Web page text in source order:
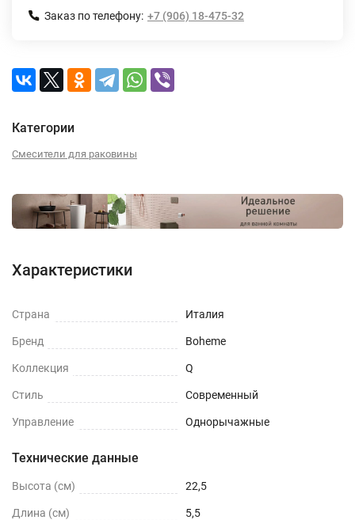
Заказ по телефону: +7 (906) 18-475-32
Категории
Смесители для раковины
Характеристики
Страна Италия
Бренд Boheme
Коллекция Q
Стиль Современный
Управление Однорычажные
Технические данные
Высота (см) 22,5
Длина (см) 5,5